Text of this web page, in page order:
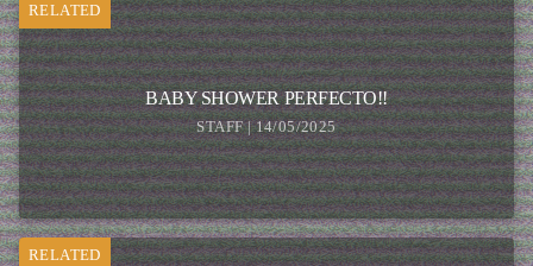
RELATED
BABY SHOWER PERFECTO!!
STAFF | 14/05/2025
RELATED